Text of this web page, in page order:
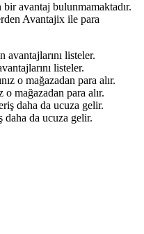
avantaj bulunmamaktadır.
Avantajix ile para
listeler.
o mağazadan para alır.
daha da ucuza gelir.